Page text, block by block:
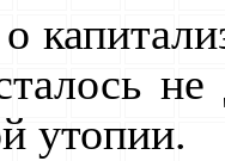
утопии.